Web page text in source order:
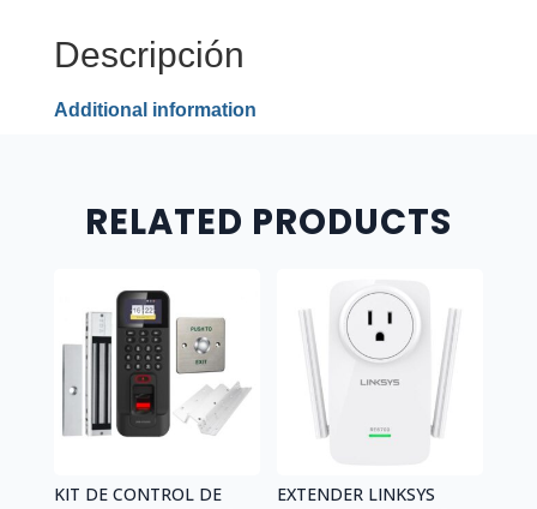
Descripción
Additional information
RELATED PRODUCTS
KIT DE CONTROL DE
EXTENDER LINKSYS